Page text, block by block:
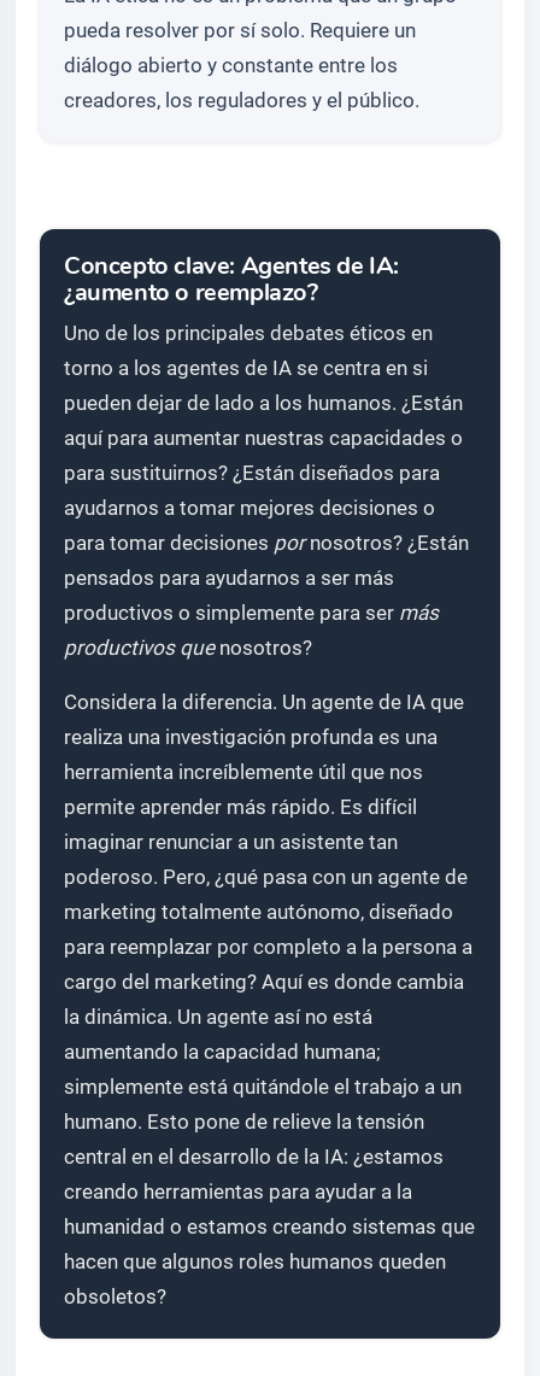
pueda resolver por sí solo. Requiere un
diálogo abierto y constante entre los
creadores, los reguladores y el público.
Concepto clave: Agentes de IA:
¿aumento o reemplazo?
Uno de los principales debates éticos en
torno a los agentes de IA se centra en si
pueden dejar de lado a los humanos. ¿Están
aquí para aumentar nuestras capacidades o
para sustituirnos? ¿Están diseñados para
ayudarnos a tomar mejores decisiones o
para tomar decisiones pornosotros? ¿Están
pensados para ayudarnos a ser más
productivos o simplemente para ser más
productivos quenosotros?
Considera la diferencia. Un agente de IA que
realiza una investigación profunda es una
herramienta increíblemente útil que nos
permite aprender más rápido. Es difícil
imaginar renunciar a un asistente tan
poderoso. Pero, ¿qué pasa con un agente de
marketing totalmente autónomo, diseñado
para reemplazar por completo a la persona a
cargo del marketing? Aquí es donde cambia
la dinámica. Un agente así no está
aumentando la capacidad humana;
simplemente está quitándole el trabajo a un
humano. Esto pone de relieve la tensión
central en el desarrollo de la IA: ¿estamos
creando herramientas para ayudar a la
humanidad o estamos creando sistemas que
hacen que algunos roles humanos queden
obsoletos?